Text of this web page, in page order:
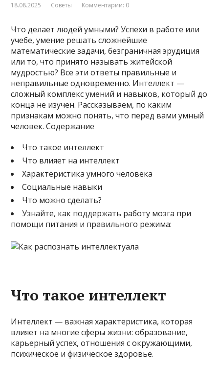
18.08.2025 Советы Комментарии: 0
Что делает людей умными? Успехи в работе или
учебе, умение решать сложнейшие
математические задачи, безграничная эрудиция
или то, что принято называть житейской
мудростью? Все эти ответы правильные и
неправильные одновременно. Интеллект —
сложный комплекс умений и навыков, который до
конца не изучен. Рассказываем, по каким
признакам можно понять, что перед вами умный
человек. Содержание
Что такое интеллект
Что влияет на интеллект
Характеристика умного человека
Социальные навыки
Что можно сделать?
Узнайте, как поддержать работу мозга при
помощи питания и правильного режима:
Что такое интеллект
Интеллект — важная характеристика, которая
влияет на многие сферы жизни: образование,
карьерный успех, отношения с окружающими,
психическое и физическое здоровье.